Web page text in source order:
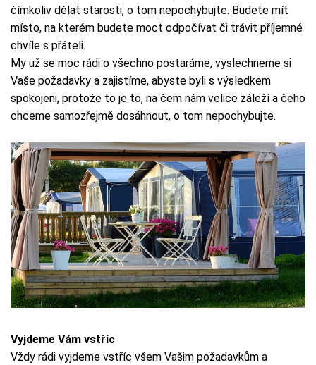
čímkoliv dělat starosti, o tom nepochybujte. Budete mít
místo, na kterém budete moct odpočívat či trávit příjemné
chvíle s přáteli.
My už se moc rádi o všechno postaráme, vyslechneme si
Vaše požadavky a zajistíme, abyste byli s výsledkem
spokojeni, protože to je to, na čem nám velice záleží a čeho
chceme samozřejmě dosáhnout, o tom nepochybujte.
Vyjdeme Vám vstříc
Vždy rádi vyjdeme vstříc všem Vašim požadavkům a